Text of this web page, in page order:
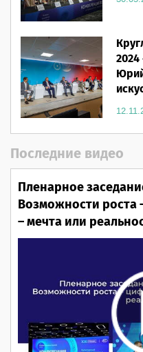
Последние видео
Пленарное
Возможности роста
– мечта или